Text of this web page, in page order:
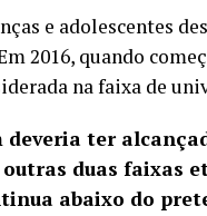
e adolescentes
2016, quando
na faixa de
deveria ter
duas faixas
abaixo do